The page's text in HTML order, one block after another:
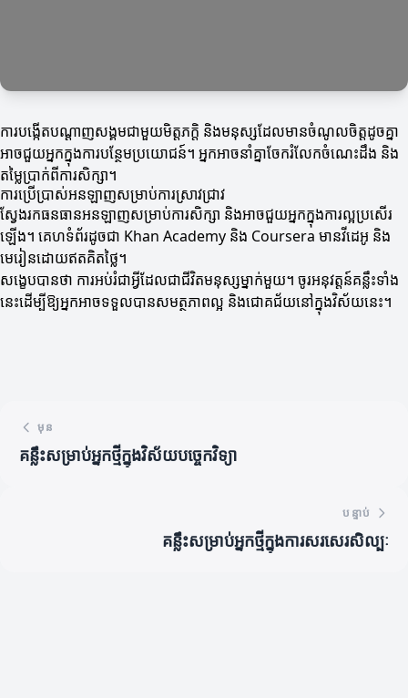
ការបង្កើតបណ្ដាញសង្គមជាមួយមិត្តភក្តិ និងមនុស្សដែលមានចំណូលចិត្តដូចគ្នា
អាចជួយអ្នកក្នុងការបន្ថែមប្រយោជន៍។ អ្នកអាចនាំគ្នាចែករំលែកចំណេះដឹង និង
តម្លៃប្រាក់ពីការសិក្សា។
ការប្រើប្រាស់អនឡាញសម្រាប់ការស្រាវជ្រាវ
ស្វែងរកធនធានអនឡាញសម្រាប់ការសិក្សា និងអាចជួយអ្នកក្នុងការល្អប្រសើរ
ឡើង។ គេហទំព័រដូចជា Khan Academy និង Coursera មានវីដេអូ និង
មេរៀនដោយឥតគិតថ្លៃ។
សង្ខេបបានថា ការអប់រំជាអ្វីដែលជាជីវិតមនុស្សម្នាក់មួយ។ ចូរអនុវត្តន៍គន្លឹះទាំង
នេះដើម្បីឱ្យអ្នកអាចទទួលបានសមត្ថភាពល្អ និងជោគជ័យនៅក្នុងវិស័យនេះ។
មុន
គន្លឹះសម្រាប់អ្នកថ្មីក្នុងវិស័យបច្ចេកវិទ្យា
បន្ទាប់
គន្លឹះសម្រាប់អ្នកថ្មីក្នុងការសរសេរសិល្បៈ